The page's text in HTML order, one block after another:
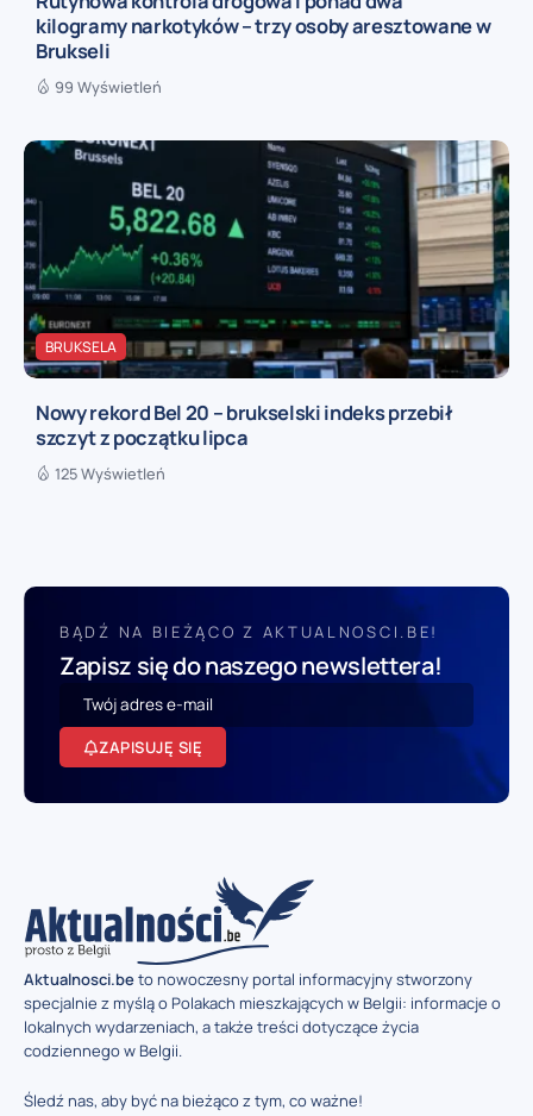
kilogramy narkotyków – trzy osoby aresztowane w
Brukseli
99 Wyświetleń
BRUKSELA
Nowy rekord Bel 20 – brukselski indeks przebił
szczyt z początku lipca
125 Wyświetleń
BĄDŹ NA BIEŻĄCO Z AKTUALNOSCI.BE!
Zapisz się do naszego newslettera!
ZAPISUJĘ SIĘ
Aktualnosci.beto nowoczesny portal informacyjny stworzony
specjalnie z myślą o Polakach mieszkających w Belgii: informacje o
lokalnych wydarzeniach, a także treści dotyczące życia
codziennego w Belgii.
Śledź nas, aby być na bieżąco z tym, co ważne!